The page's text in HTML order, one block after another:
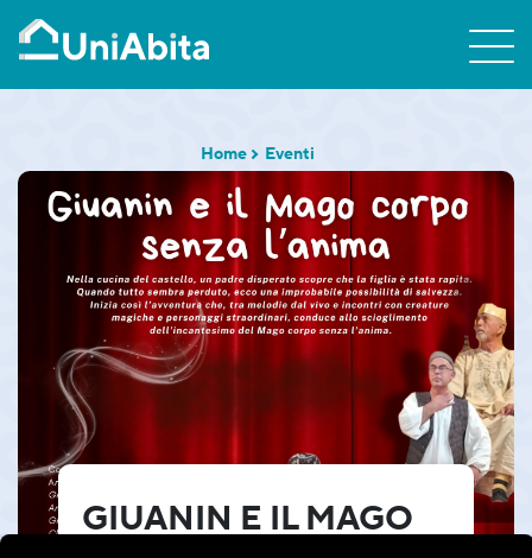
Home Eventi
GIUANIN E IL MAGO